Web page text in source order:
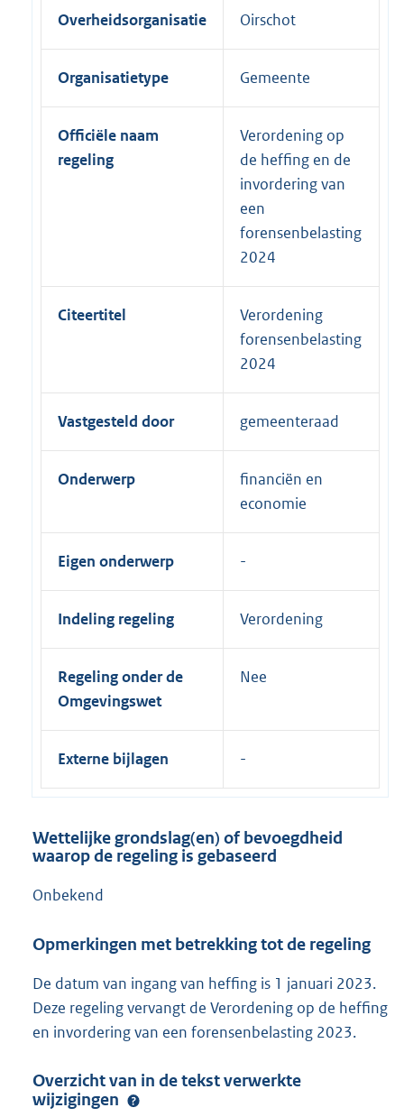
Overheidsorganisatie Oirschot
Organisatietype Gemeente
Officiële naam
regeling
Verordening op
de heffing en de
invordering van
een
forensenbelasting
2024
Citeertitel
Verordening
forensenbelasting
2024
Vastgesteld door gemeenteraad
Onderwerp
financiën en
economie
Eigen onderwerp
Indeling regeling Verordening
Regeling onder de
Omgevingswet
Nee
Externe bijlagen
Wettelijke grondslag(en) of bevoegdheid
waarop de regeling is gebaseerd
Onbekend
Opmerkingen met betrekking tot de regeling
De datum van ingang van heffing is 1 januari 2023.
Deze regeling vervangt de Verordening op de heffing
en invordering van een forensenbelasting 2023.
Overzicht van in de tekst verwerkte
wijzigingen